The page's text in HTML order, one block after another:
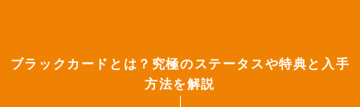
ブラックカードとは？究極のステータスや特典と入手
方法を解説